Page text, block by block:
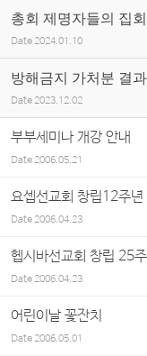
총회 제명자들의 집
Date 2024.01.10
방해금지 가처분 결
Date 2023.12.02
부부세미나 개강 안내
Date2006.05.21
요셉선교회 창립12주년
Date2006.04.23
헵시바선교회 창립 25
Date2006.04.23
어린이날 꽃잔치
Date2006.05.01